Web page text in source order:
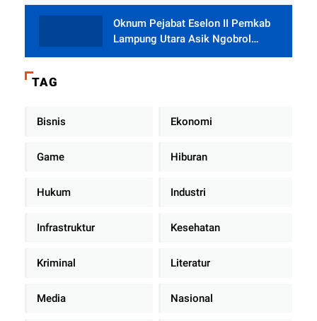
Oknum Pejabat Eselon II Pemkab
Lampung Utara Asik Ngobrol
Dengan Teman Kencan Wanitanya
TAG
Bisnis Ekonomi
Game Hiburan
Hukum Industri
Infrastruktur Kesehatan
Kriminal Literatur
Media Nasional